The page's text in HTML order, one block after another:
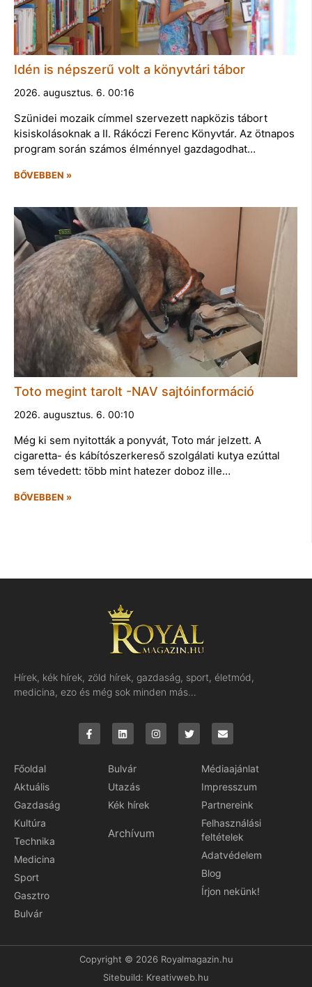
Idén is népszerű volt a könyvtári tábor
2026. augusztus. 6. 00:16
Szünidei mozaik címmel szervezett napközis tábort
kisiskolásoknak a II. Rákóczi Ferenc Könyvtár. Az ötnapos
program során számos élménnyel gazdagodhat…
BŐVEBBEN »
Toto megint tarolt -NAV sajtóinformáció
2026. augusztus. 6. 00:10
Még ki sem nyitották a ponyvát, Toto már jelzett. A
cigaretta- és kábítószerkereső szolgálati kutya ezúttal
sem tévedett: több mint hatezer doboz ille…
BŐVEBBEN »
Hírek, kék hírek, zöld hírek, gazdaság, sport, életmód,
medicina, ezo és még sok minden más…
Főoldal
Aktuális
Gazdaság
Kultúra
Technika
Medicina
Sport
Gasztro
Bulvár
Bulvár
Utazás
Kék hírek
Archívum
Médiaajánlat
Impresszum
Partnereink
Felhasználási
feltételek
Adatvédelem
Blog
Írjon nekünk!
Copyright © 2026 Royalmagazin.hu
Sitebuild: Kreativweb.hu